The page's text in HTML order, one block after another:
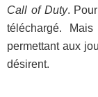
Call of Duty.
téléchargé.
permettant aux
désirent.